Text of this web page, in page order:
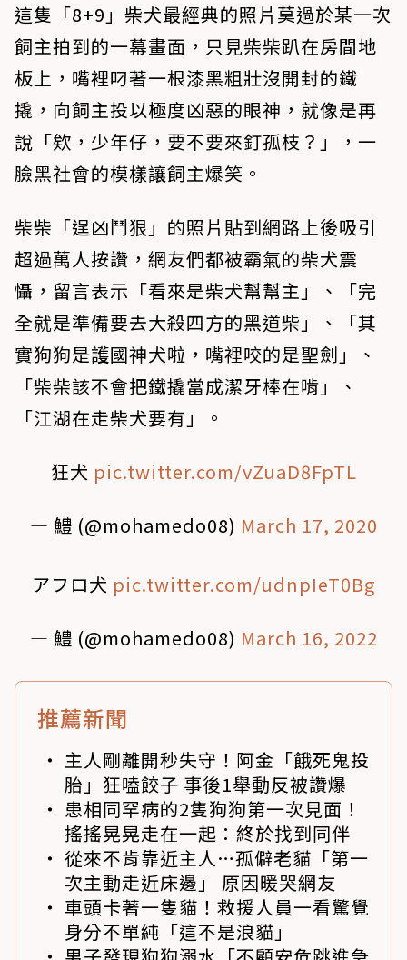
這隻「8+9」柴犬最經典的照片莫過於某一次
飼主拍到的一幕畫面，只見柴柴趴在房間地
板上，嘴裡叼著一根漆黑粗壯沒開封的鐵
撬，向飼主投以極度凶惡的眼神，就像是再
說「欸，少年仔，要不要來釘孤枝？」，一
臉黑社會的模樣讓飼主爆笑。
柴柴「逞凶鬥狠」的照片貼到網路上後吸引
超過萬人按讚，網友們都被霸氣的柴犬震
懾，留言表示「看來是柴犬幫幫主」、「完
全就是準備要去大殺四方的黑道柴」、「其
實狗狗是護國神犬啦，嘴裡咬的是聖劍」、
「柴柴該不會把鐵撬當成潔牙棒在啃」、
「江湖在走柴犬要有」。
狂犬 pic.twitter.com/vZuaD8FpTL
— 鱧 (@mohamedo08) March 17, 2020
アフロ犬 pic.twitter.com/udnpIeT0Bg
— 鱧 (@mohamedo08) March 16, 2022
推薦新聞
主人剛離開秒失守！阿金「餓死鬼投
胎」狂嗑餃子 事後1舉動反被讚爆
患相同罕病的2隻狗狗第一次見面！
搖搖晃晃走在一起：終於找到同伴
從來不肯靠近主人…孤僻老貓「第一
次主動走近床邊」 原因暖哭網友
車頭卡著一隻貓！救援人員一看驚覺
身分不單純「這不是浪貓」